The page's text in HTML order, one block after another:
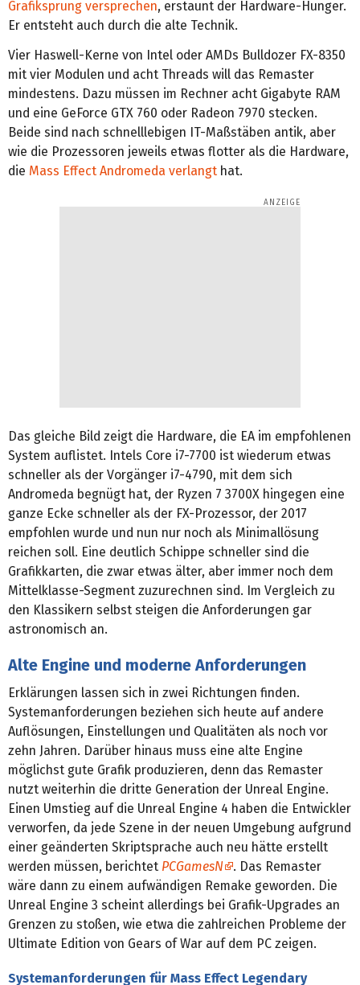
Grafiksprung versprechen, erstaunt der Hardware-Hunger.
Er entsteht auch durch die alte Technik.
Vier Haswell-Kerne von Intel oder AMDs Bulldozer FX-8350
mit vier Modulen und acht Threads will das Remaster
mindestens. Dazu müssen im Rechner acht Gigabyte RAM
und eine GeForce GTX 760 oder Radeon 7970 stecken.
Beide sind nach schnelllebigen IT-Maßstäben antik, aber
wie die Prozessoren jeweils etwas flotter als die Hardware,
die Mass Effect Andromeda verlangt hat.
Das gleiche Bild zeigt die Hardware, die EA im empfohlenen
System auflistet. Intels Core i7-7700 ist wiederum etwas
schneller als der Vorgänger i7-4790, mit dem sich
Andromeda begnügt hat, der Ryzen 7 3700X hingegen eine
ganze Ecke schneller als der FX-Prozessor, der 2017
empfohlen wurde und nun nur noch als Minimallösung
reichen soll. Eine deutlich Schippe schneller sind die
Grafikkarten, die zwar etwas älter, aber immer noch dem
Mittelklasse-Segment zuzurechnen sind. Im Vergleich zu
den Klassikern selbst steigen die Anforderungen gar
astronomisch an.
Alte Engine und moderne Anforderungen
Erklärungen lassen sich in zwei Richtungen finden.
Systemanforderungen beziehen sich heute auf andere
Auflösungen, Einstellungen und Qualitäten als noch vor
zehn Jahren. Darüber hinaus muss eine alte Engine
möglichst gute Grafik produzieren, denn das Remaster
nutzt weiterhin die dritte Generation der Unreal Engine.
Einen Umstieg auf die Unreal Engine 4 haben die Entwickler
verworfen, da jede Szene in der neuen Umgebung aufgrund
einer geänderten Skriptsprache auch neu hätte erstellt
werden müssen, berichtet PCGamesN
. Das Remaster
wäre dann zu einem aufwändigen Remake geworden. Die
Unreal Engine 3 scheint allerdings bei Grafik-Upgrades an
Grenzen zu stoßen, wie etwa die zahlreichen Probleme der
Ultimate Edition von Gears of War auf dem PC zeigen.
Systemanforderungen für Mass Effect Legendary